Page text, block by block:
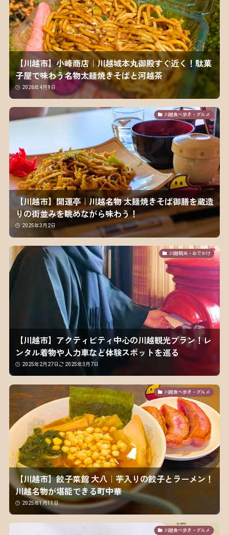
【川越市】小峰商店｜川越城本丸御殿すぐ近く！駄菓
子屋で味わう名物太麺焼きそばと河越茶
2026年4月9日
川越食べ歩き・グルメ
【川越市】開運亭｜川越名物 太麺焼きそば御膳を蔵造
りの街並みを眺めながら味わう！
2025年3月2日
川越観光・おでかけ
【川越市】アクティビティ中心の川越観光プラン！レ
ンタル着物や人力車など体験スポットを巡る
2025年2月27日 2025年3月7日
川越食べ歩き・グルメ
【川越市】餃子菜館 大八｜芋入りの餃子とラーメン！
川越名物が堪能できる町中華
2025年1月11日
川越食べ歩き・グルメ